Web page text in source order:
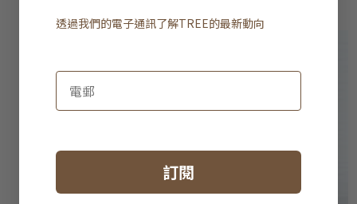
透過我們的電子通訊了解TREE的最新動向
訂閱